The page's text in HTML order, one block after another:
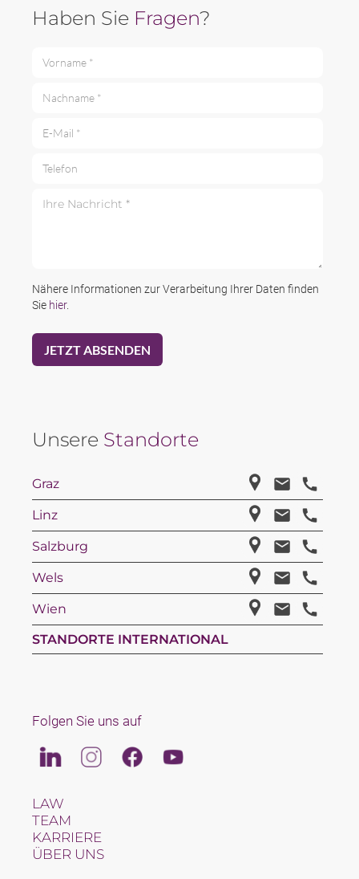
Haben Sie Fragen?
Nähere Informationen zur Verarbeitung Ihrer Daten finden
Sie hier.
Unsere Standorte
Graz
Linz
Salzburg
Wels
Wien
STANDORTE INTERNATIONAL
Folgen Sie uns auf
LinkedinInstagramFacebookYoutube
LAW
TEAM
KARRIERE
ÜBER UNS